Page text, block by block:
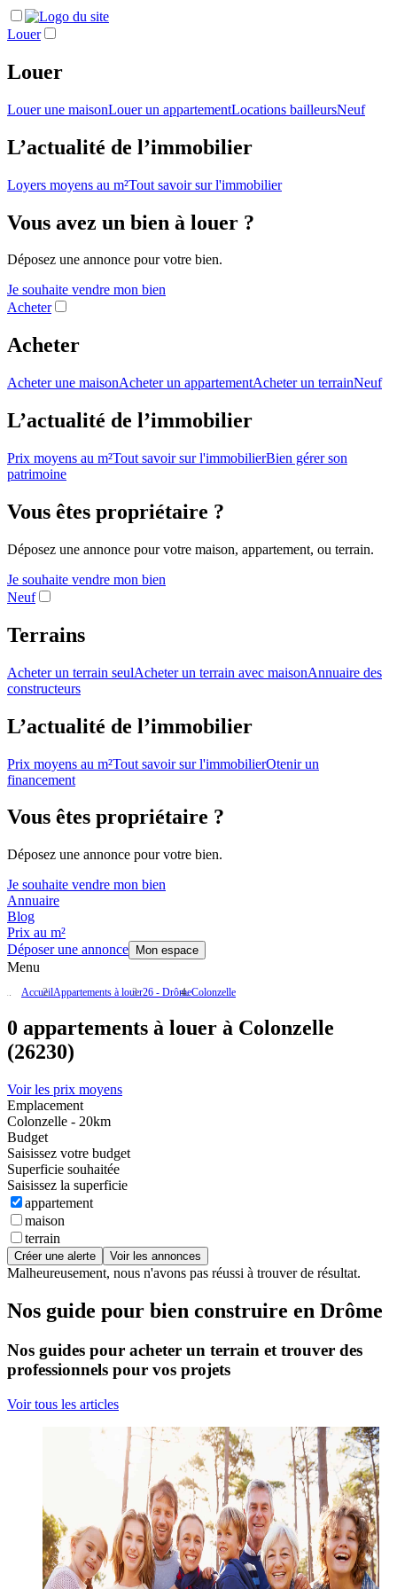
Louer
Louer
Louer une maisonLouer un appartementLocations bailleursNeuf
L’actualité de l’immobilier
Loyers moyens au m²Tout savoir sur l'immobilier
Vous avez un bien à louer ?
Déposez une annonce pour votre bien.
Je souhaite vendre mon bien
Acheter
Acheter
Acheter une maisonAcheter un appartementAcheter un terrainNeuf
L’actualité de l’immobilier
Prix moyens au m²Tout savoir sur l'immobilierBien gérer son
patrimoine
Vous êtes propriétaire ?
Déposez une annonce pour votre maison, appartement, ou terrain.
Je souhaite vendre mon bien
Neuf
Terrains
Acheter un terrain seulAcheter un terrain avec maisonAnnuaire des
constructeurs
L’actualité de l’immobilier
Prix moyens au m²Tout savoir sur l'immobilierOtenir un
financement
Vous êtes propriétaire ?
Déposez une annonce pour votre bien.
Je souhaite vendre mon bien
Annuaire
Blog
Prix au m²
Déposer une annonce
Mon espace
Menu
AccueilAppartements à louer26 - DrômeColonzelle
0 appartements à louer à Colonzelle
(26230)
Voir les prix moyens
Emplacement
Colonzelle - 20km
Budget
Saisissez votre budget
Superficie souhaitée
Saisissez la superficie
appartement
maison
terrain
Créer une alerte Voir les annonces
Malheureusement, nous n'avons pas réussi à trouver de résultat.
Nos guide pour bien construire en Drôme
Nos guides pour acheter un terrain et trouver des
professionnels pour vos projets
Voir tous les articles